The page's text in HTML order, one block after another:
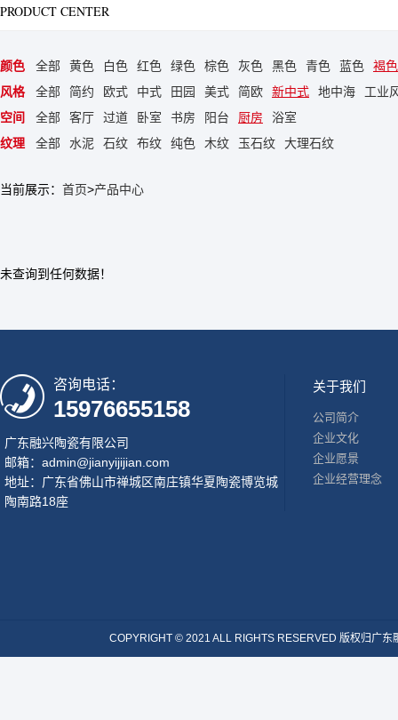
PRODUCT CENTER
颜色 全部 黄色 白色 红色 绿色 棕色 灰色 黑色 青色 蓝色
褐色
风格
全部 简约 欧式 中式 田园 美式 简欧 新中式 地中海
工业
空间
全部 客厅 过道 卧室 书房 阳台 厨房
浴室
纹理
全部 水泥 石纹 布纹 纯色 木纹 玉石纹 大理石纹
当前展示： 首页>产品中心
未查询到任何数据！
咨询电话：
15976655158
广东融兴陶瓷有限公司
邮箱：admin@jianyijijian.com
地址：广东省佛山市禅城区南庄镇华夏陶瓷博览城
陶南路18座
关于我们
公司简介
企业文化
企业愿景
企业经营理念
COPYRIGHT © 2021 ALL RIGHTS RESERVED 版权归广